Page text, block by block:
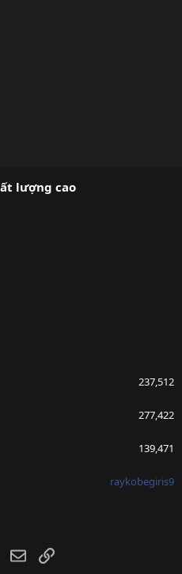
lượng cao
237,512
277,422
139,471
raykobegiris9
EmailLink